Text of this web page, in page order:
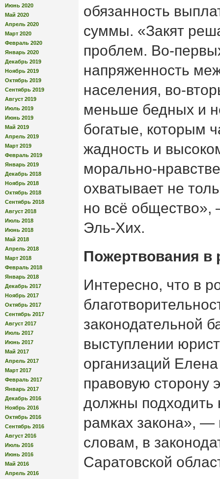
Июнь 2020
Май 2020
Апрель 2020
Март 2020
Февраль 2020
Январь 2020
Декабрь 2019
Ноябрь 2019
Октябрь 2019
Сентябрь 2019
Август 2019
Июль 2019
Июнь 2019
Май 2019
Апрель 2019
Март 2019
Февраль 2019
Январь 2019
Декабрь 2018
Ноябрь 2018
Октябрь 2018
Сентябрь 2018
Август 2018
Июль 2018
Июнь 2018
Май 2018
Апрель 2018
Март 2018
Февраль 2018
Январь 2018
Декабрь 2017
Ноябрь 2017
Октябрь 2017
Сентябрь 2017
Август 2017
Июль 2017
Июнь 2017
Май 2017
Апрель 2017
Март 2017
Февраль 2017
Январь 2017
Декабрь 2016
Ноябрь 2016
Октябрь 2016
Сентябрь 2016
Август 2016
Июль 2016
Июнь 2016
Май 2016
Апрель 2016
обязанность
суммы. «Закят
проблем. Во-
напряженность
населения, во-
меньше бедных и
богатые, которым
жадность и
морально-
охватывает не
но всё
Эль-Хих.
Пожертвования в
Интересно, что в
законодательной
выступлении
организаций
правовую сторону
должны подходить
рамках закона», —
словам, в
Саратовской